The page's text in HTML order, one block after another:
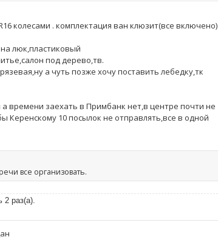
колесами . комплектация ван клюзит(все включено)
люк,пластиковый
под дерево,тв.
а чуть позже хочу поставить лебедку,тк
времени заехать в Примбанк нет,в центре почти не
Керенскому 10 посылок не отправлять,все в одной
все организовать.
раз(а).